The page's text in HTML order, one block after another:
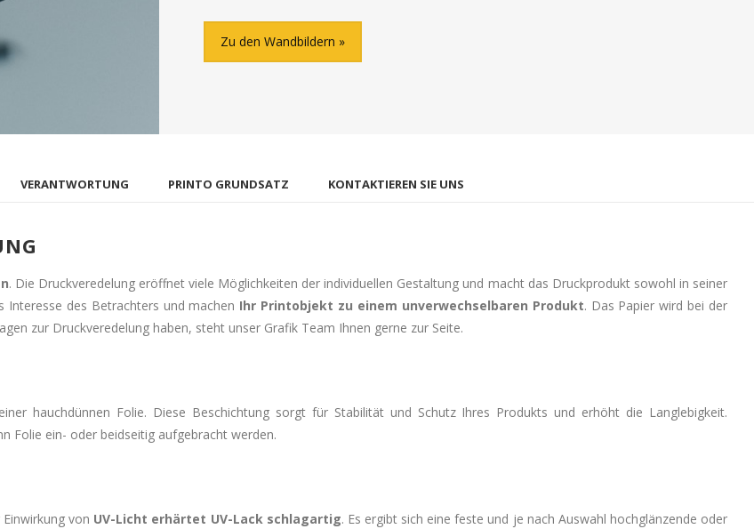
Zu den Wandbildern
VERANTWORTUNG PRINTO GRUNDSATZ KONTAKTIEREN SIE UNS
. Die Druckveredelung eröffnet viele Möglichkeiten der individuellen Gestaltung und macht das Druckprodukt sowohl in seiner
Interesse des Betrachters und machen Ihr Printobjekt zu einem unverwechselbaren Produkt. Das Papier wird bei der
zur Druckveredelung haben, steht unser Grafik Team Ihnen gerne zur Seite.
hauchdünnen Folie. Diese Beschichtung sorgt für Stabilität und Schutz Ihres Produkts und erhöht die Langlebigkeit.
Folie ein- oder beidseitig aufgebracht werden.
von UV-Licht erhärtet UV-Lack schlagartig. Es ergibt sich eine feste und je nach Auswahl hochglänzende oder